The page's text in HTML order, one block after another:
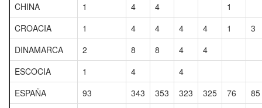
CHINA
1 4 4
1
CROACIA
1 4 4 4 4 1
3
DINAMARCA
2 8 8 4
4
ESCOCIA
1 4
4
ESPAÑA
93 343 353 323 325 76
85